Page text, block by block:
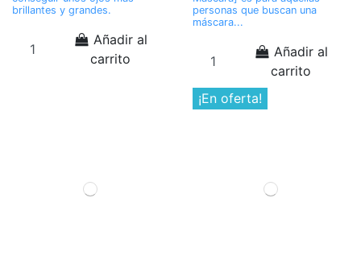
brillantes y grandes.
Añadir al
carrito
personas que buscan una
máscara...
Añadir al
carrito
¡En oferta!